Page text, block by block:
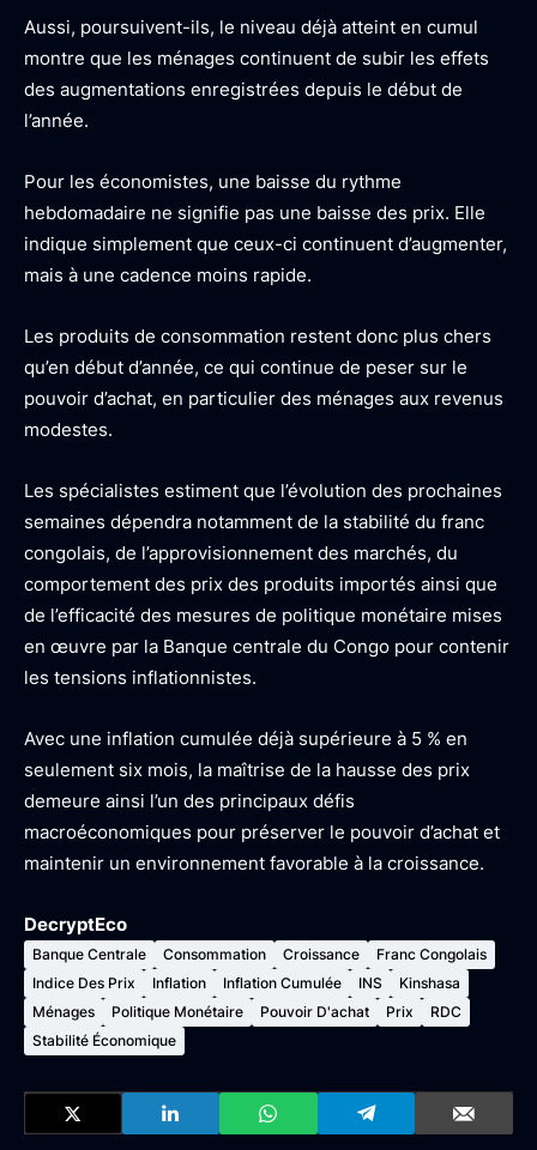
Aussi, poursuivent-ils, le niveau déjà atteint en cumul
montre que les ménages continuent de subir les effets
des augmentations enregistrées depuis le début de
l’année.
Pour les économistes, une baisse du rythme
hebdomadaire ne signifie pas une baisse des prix. Elle
indique simplement que ceux-ci continuent d’augmenter,
mais à une cadence moins rapide.
Les produits de consommation restent donc plus chers
qu’en début d’année, ce qui continue de peser sur le
pouvoir d’achat, en particulier des ménages aux revenus
modestes.
Les spécialistes estiment que l’évolution des prochaines
semaines dépendra notamment de la stabilité du franc
congolais, de l’approvisionnement des marchés, du
comportement des prix des produits importés ainsi que
de l’efficacité des mesures de politique monétaire mises
en œuvre par la Banque centrale du Congo pour contenir
les tensions inflationnistes.
Avec une inflation cumulée déjà supérieure à 5 % en
seulement six mois, la maîtrise de la hausse des prix
demeure ainsi l’un des principaux défis
macroéconomiques pour préserver le pouvoir d’achat et
maintenir un environnement favorable à la croissance.
DecryptEco
Banque Centrale Consommation Croissance
Franc Congolais
Indice Des Prix
Inflation Inflation Cumulée INS
Kinshasa
Ménages
Politique Monétaire Pouvoir D'achat Prix
RDC
Stabilité Économique